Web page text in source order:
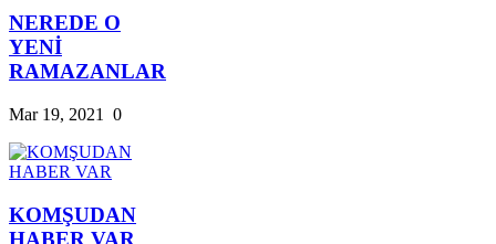
NEREDE O
YENİ
RAMAZANLAR
Mar 19, 2021 0
KOMŞUDAN
HABER VAR